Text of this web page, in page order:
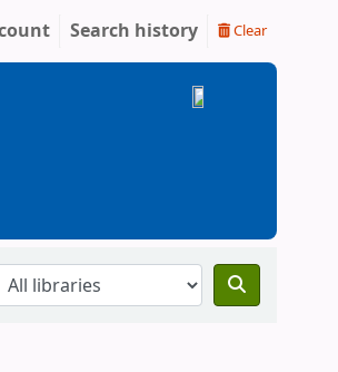
Search history Clear